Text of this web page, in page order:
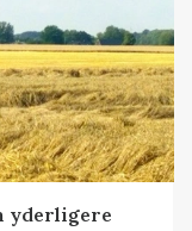
yderligere